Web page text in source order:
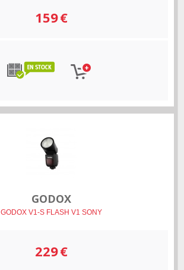
159€
GODOX
GODOX V1-S FLASH V1 SONY
229€